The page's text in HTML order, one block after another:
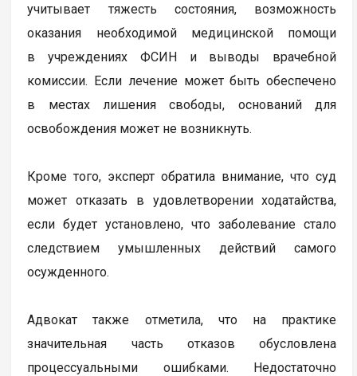
учитывает тяжесть состояния, возможность
оказания необходимой медицинской помощи
в учреждениях ФСИН и выводы врачебной
комиссии. Если лечение может быть обеспечено
в местах лишения свободы, оснований для
освобождения может не возникнуть.
Кроме того, эксперт обратила внимание, что суд
может отказать в удовлетворении ходатайства,
если будет установлено, что заболевание стало
следствием умышленных действий самого
осужденного.
Адвокат также отметила, что на практике
значительная часть отказов обусловлена
процессуальными ошибками. Недостаточно